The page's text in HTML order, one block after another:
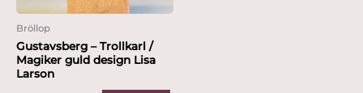
Bröllop
Gustavsberg – Trollkarl /
Magiker guld design Lisa
Larson